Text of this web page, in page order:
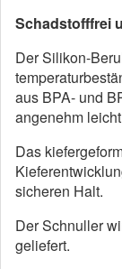
Schadstofffrei
Der Silikon-
aus BPA- und
angenehm
Das
sicheren Halt.
Der Schnuller
geliefert.